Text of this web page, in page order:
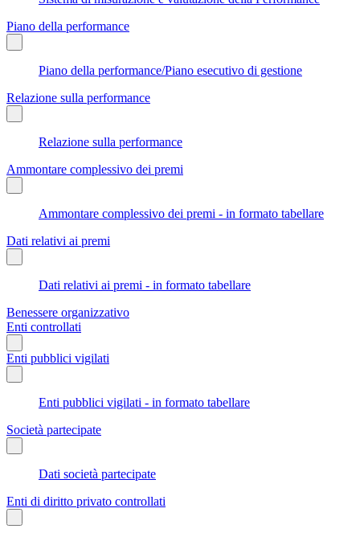
Piano della performance
Piano della performance/Piano esecutivo di gestione
Relazione sulla performance
Relazione sulla performance
Ammontare complessivo dei premi
Ammontare complessivo dei premi - in formato tabellare
Dati relativi ai premi
Dati relativi ai premi - in formato tabellare
Benessere organizzativo
Enti controllati
Enti pubblici vigilati
Enti pubblici vigilati - in formato tabellare
Società partecipate
Dati società partecipate
Enti di diritto privato controllati